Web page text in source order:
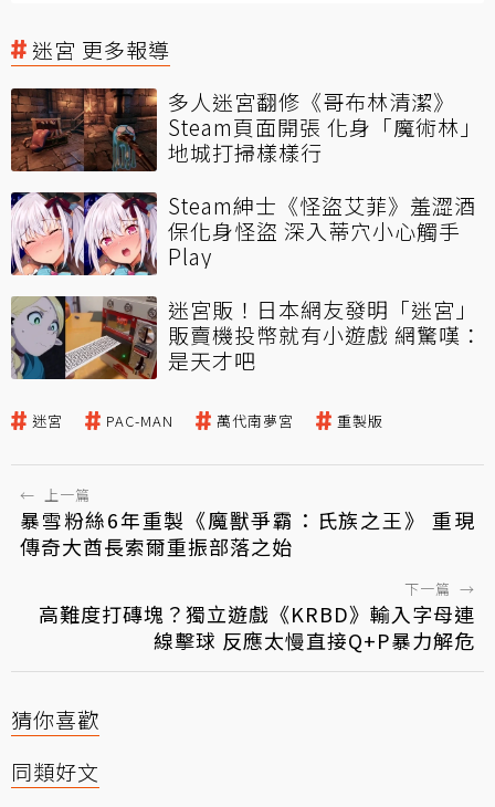
迷宮 更多報導
多人迷宮翻修《哥布林清潔》
Steam頁面開張 化身「魔術林」
地城打掃樣樣行
Steam紳士《怪盜艾菲》羞澀酒
保化身怪盜 深入蒂穴小心觸手
Play
迷宮販！日本網友發明「迷宮」
販賣機投幣就有小遊戲 網驚嘆：
是天才吧
迷宮 PAC-MAN 萬代南夢宮 重製版
← 上一篇
暴雪粉絲6年重製《魔獸爭霸：氏族之王》 重現
傳奇大酋長索爾重振部落之始
下一篇 →
高難度打磚塊？獨立遊戲《KRBD》輸入字母連
線擊球 反應太慢直接Q+P暴力解危
猜你喜歡
同類好文